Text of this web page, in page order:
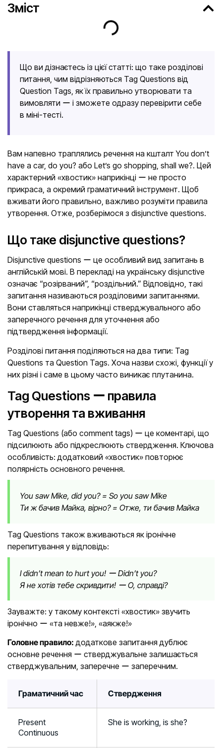
Зміст
Що ви дізнаєтесь із цієї статті: що таке розділові
питання, чим відрізняються Tag Questions від
Question Tags, як їх правильно утворювати та
вимовляти ー і зможете одразу перевірити себе
в міні-тесті.
Вам напевно траплялись речення на кшталт You don’t
have a car, do you? або Let’s go shopping, shall we?. Цей
характерний «хвостик» наприкінці ー не просто
прикраса, а окремий граматичний інструмент. Щоб
вживати його правильно, важливо розуміти правила
утворення. Отже, розберімося з disjunctive questions.
Що таке disjunctive questions?
Disjunctive questions ー це особливий вид запитань в
англійській мові. В перекладі на українську disjunctive
означає “розірваний”, “роздільний.” Відповідно, такі
запитання називаються розділовими запитаннями.
Вони ставляться наприкінці стверджувального або
заперечного речення для уточнення або
підтвердження інформації.
Розділові питання поділяються на два типи: Tag
Questions та Question Tags. Хоча назви схожі, функції у
них різні і саме в цьому часто виникає плутанина.
Tag Questions ー правила
утворення та вживання
Tag Questions (або comment tags) ー це коментарі, що
підсилюють або підкреслюють ствердження. Ключова
особливість: додатковий «хвостик» повторює
полярність основного речення.
You saw Mike, did you? = So you saw Mike
Ти ж бачив Майка, вірно? = Отже, ти бачив Майка
Tag Questions також вживаються як іронічне
перепитування у відповідь:
I didn’t mean to hurt you! ー Didn’t you?
Я не хотів тебе скривдити! ー О, справді?
Зауважте: у такому контексті «хвостик» звучить
іронічно ー «та невже!», «аякже!»
Головне правило: додаткове запитання дублює
основне речення ー стверджувальне залишається
стверджувальним, заперечне ー заперечним.
Граматичний час Ствердження
Present
Continuous
She is working, is she?